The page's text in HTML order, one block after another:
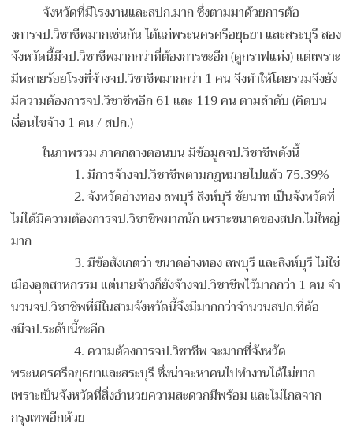
จังหวัดที่มีโรงงานและสปก.มาก ซึ่งตามมาด้วยการต้อ
งการจป.วิชาชีพมากเช่นกัน ได้แก่พระนครศรีอยุธยา และสระบุรี สอง
จังหวัดนี้มีจป.วิชาชีพมากกว่าที่ต้องการซะอีก (ดูกราฟแท่ง) แต่เพราะ
มีหลายร้อยโรงที่จ้างจป.วิชาชีพมากกว่า 1 คน จึงทำให้โดยรวมจึงยัง
มีความต้องการจป.วิชาชีพอีก 61 และ 119 คน ตามลำดับ (คิดบน
เงื่อนไขจ้าง 1 คน / สปก.)
ในภาพรวม ภาคกลางตอนบน มีข้อมูลจป.วิชาชีพดังนี้
1. มีการจ้างจป.วิชาชีพตามกฎหมายไปแล้ว 75.39%
2. จังหวัดอ่างทอง ลพบุรี สิงห์บุรี ชัยนาท เป็นจังหวัดที่
ไม่ได้มีความต้องการจป.วิชาชีพมากนัก เพราะขนาดของสปก.ไม่ใหญ่
มาก
3. มีข้อสังเกตว่า ขนาดอ่างทอง ลพบุรี และสิงห์บุรี ไม่ใช่
เมืองอุตสาหกรรม แต่นายจ้างก็ยังจ้างจป.วิชาชีพไว้มากกว่า 1 คน จำ
นวนจป.วิชาชีพที่มีในสามจังหวัดนี้จึงมีมากกว่าจำนวนสปก.ที่ต้อ
งมีจป.ระดับนี้ซะอีก
4. ความต้องการจป.วิชาชีพ จะมากที่จังหวัด
พระนครศรีอยุธยาและสระบุรี ซึ่งน่าจะหาคนไปทำงานได้ไม่ยาก
เพราะเป็นจังหวัดที่สิ่งอำนวยความสะดวกมีพร้อม และไม่ไกลจาก
กรุงเทพอีกด้วย